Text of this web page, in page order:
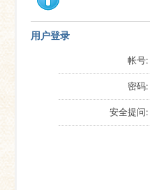
用户登录
帐号:
密码:
安全提问: